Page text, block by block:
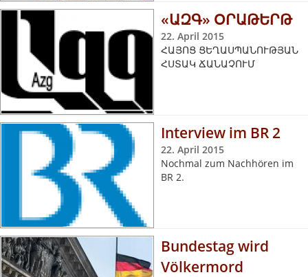
«ԱԶԳ» ՕՐԱԹԵՐԹ
22. April 2015
ՀԱՅՈՑ ՑԵՂԱՍՊԱՆՈՒԹՅԱՆ
ՀՍՏԱԿ ՃԱՆԱՉՈՒՄ
Interview im BR 2
22. April 2015
Nochmal zum Nachhören im
BR 2.
Bundestag wird
Völkermord